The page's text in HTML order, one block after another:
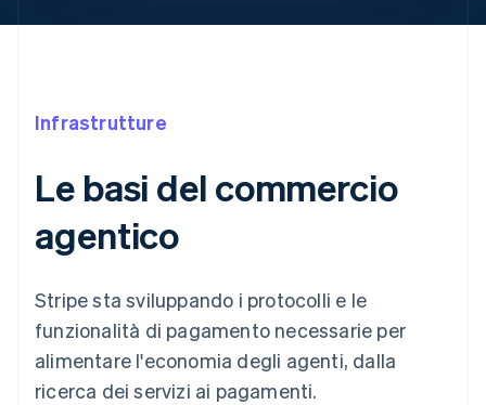
Infrastrutture
Le basi del commercio
agentico
Stripe sta sviluppando i protocolli e le
funzionalità di pagamento necessarie per
alimentare l'economia degli agenti, dalla
ricerca dei servizi ai pagamenti.